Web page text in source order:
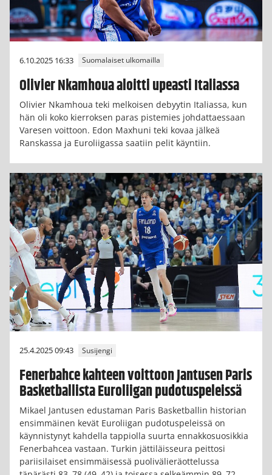
6.10.2025 16:33 Suomalaiset ulkomailla
Olivier Nkamhoua aloitti upeasti Italiassa
Olivier Nkamhoua teki melkoisen debyytin Italiassa, kun
hän oli koko kierroksen paras pistemies johdattaessaan
Varesen voittoon. Edon Maxhuni teki kovaa jälkeä
Ranskassa ja Euroliigassa saatiin pelit käyntiin.
25.4.2025 09:43 Susijengi
Fenerbahce kahteen voittoon Jantusen Paris
Basketballista Euroliigan pudotuspeleissä
Mikael Jantusen edustaman Paris Basketballin historian
ensimmäinen kevät Euroliigan pudotuspeleissä on
käynnistynyt kahdella tappiolla suurta ennakkosuosikkia
Fenerbahcea vastaan. Turkin jättiläisseura peittosi
pariisilaiset ensimmäisessä puolivälieräottelussa